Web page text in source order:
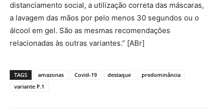
distanciamento social, a utilização correta das máscaras,
a lavagem das mãos por pelo menos 30 segundos ou o
álcool em gel. São as mesmas recomendações
relacionadas às outras variantes.” [ABr]
TAGS amazonas Covid-19 destaque
predominância
variante P.1